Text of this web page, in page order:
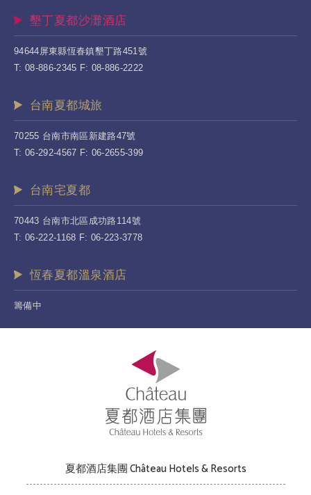
墾丁夏都沙灘酒店
94644屏東縣恆春鎮墾丁路451號
T: 08-886-2345 F: 08-886-2222
台南夏都城旅
70255 台南市南區新建路47號
T: 06-292-4567 F: 06-2655-399
台南宅夏都
70443 台南市北區成功路114號
T: 06-222-1168 F: 06-223-3778
恆春夏都溫泉酒店
籌備中
夏都酒店集團 Château Hotels & Resorts